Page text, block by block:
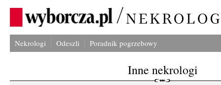
Nekrologi Odeszli Poradnik pogrzebowy
Inne nekrologi